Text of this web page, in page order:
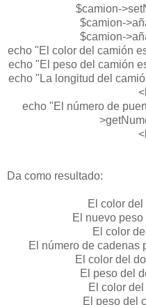
$camion-
$camion-
$camion-
echo "El color del camión
echo "El peso del camión
echo "La longitud del
echo "El número de
Da como resultado:
El color
El nuevo
El color
El número de cadenas
El color del
El peso del
El color del
El peso del